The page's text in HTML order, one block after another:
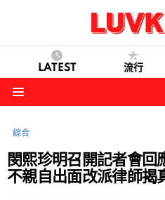
LATEST 流行
綜合
閔熙珍明召開記者會回
不親自出面改派律師揭